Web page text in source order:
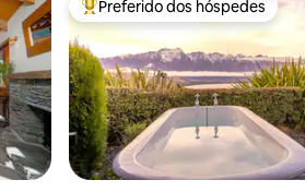
Entre os melhores preferidos
Preferido dos hóspedes